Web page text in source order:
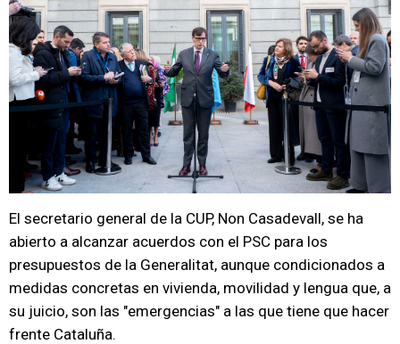
El secretario general de la CUP, Non Casadevall, se ha
abierto a alcanzar acuerdos con el PSC para los
presupuestos de la Generalitat, aunque condicionados a
medidas concretas en vivienda, movilidad y lengua que, a
su juicio, son las "emergencias" a las que tiene que hacer
frente Cataluña.